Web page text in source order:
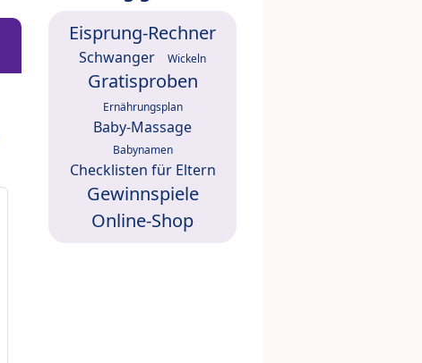
Eisprung-Rechner
Schwanger Wickeln
Gratisproben
Ernährungsplan
Baby-Massage
Babynamen
Checklisten für Eltern
Gewinnspiele
Online-Shop